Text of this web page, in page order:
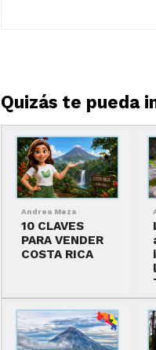
Quizás te pueda
Andrea Meza
10 CLAVES
PARA VENDER
COSTA RICA